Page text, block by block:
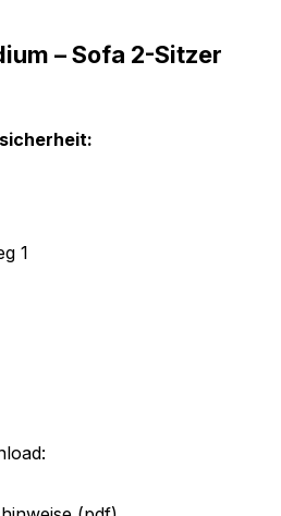
– Sofa 2-Sitzer
1